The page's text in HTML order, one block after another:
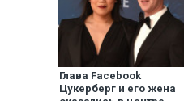
Глава Facebook
Цукерберг и его жена